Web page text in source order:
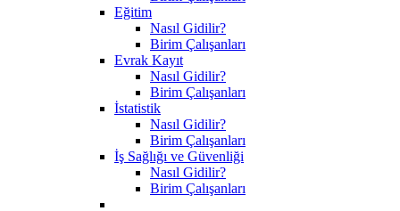
Eğitim
Nasıl Gidilir?
Birim Çalışanları
Evrak Kayıt
Nasıl Gidilir?
Birim Çalışanları
İstatistik
Nasıl Gidilir?
Birim Çalışanları
İş Sağlığı ve Güvenliği
Nasıl Gidilir?
Birim Çalışanları